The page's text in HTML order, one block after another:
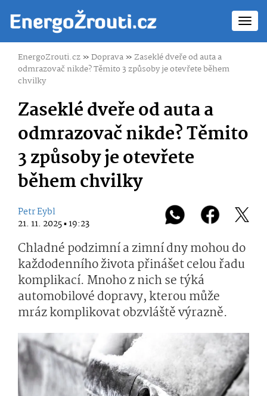
EnergoZrouti.cz»Doprava»Zaseklé dveře od auta a
odmrazovač nikde? Těmito 3 způsoby je otevřete během
chvilky
Zaseklé dveře od auta a
odmrazovač nikde? Těmito
3 způsoby je otevřete
během chvilky
Petr Eybl
21. 11. 2025 ▪ 19:23
Chladné podzimní a zimní dny mohou do
každodenního života přinášet celou řadu
komplikací. Mnoho z nich se týká
automobilové dopravy, kterou může
mráz komplikovat obzvláště výrazně.